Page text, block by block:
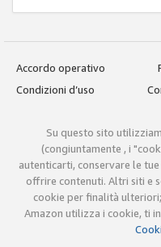
Accordo operativo
Condizioni d’uso
Su questo sito
(congiuntamente , i
autenticarti, conservare le
offrire contenuti. Altri siti e
cookie per finalità
Amazon utilizza i cookie, ti